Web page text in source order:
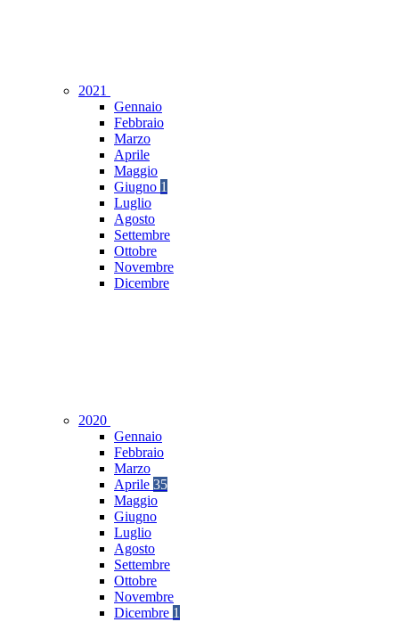
2021
Gennaio
Febbraio
Marzo
Aprile
Maggio
Giugno 1
Luglio
Agosto
Settembre
Ottobre
Novembre
Dicembre
2020
Gennaio
Febbraio
Marzo
Aprile 35
Maggio
Giugno
Luglio
Agosto
Settembre
Ottobre
Novembre
Dicembre 1